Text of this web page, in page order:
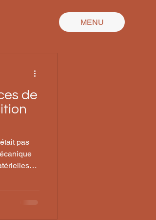
MENU
de
pas